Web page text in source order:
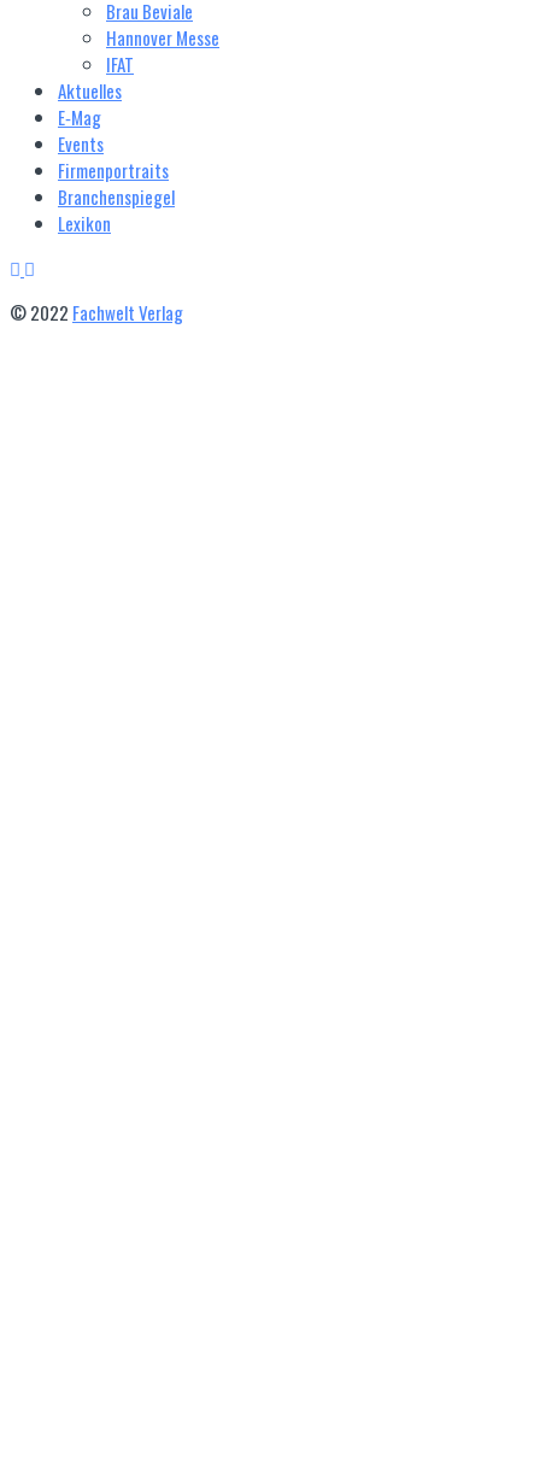
Brau Beviale
Hannover Messe
IFAT
Aktuelles
E‑Mag
Events
Firmenportraits
Branchenspiegel
Lexikon
© 2022 Fachwelt Verlag